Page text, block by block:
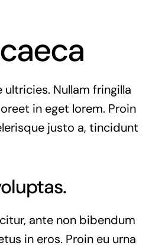
Nullam fringilla
in eget lorem. Proin
justo a, tincidunt
ante non bibendum
in eros. Proin eu urna